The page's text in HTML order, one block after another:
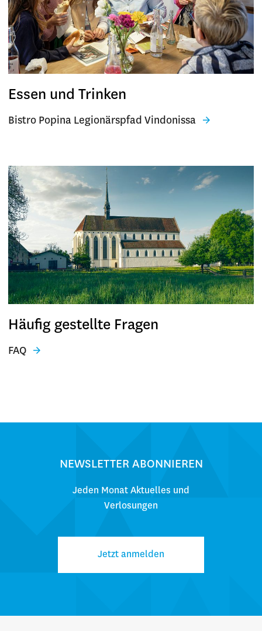
Essen und Trinken
Bistro Popina Legionärspfad Vindonissa
Häufig gestellte Fragen
FAQ
NEWSLETTER ABONNIEREN
Jeden Monat Aktuelles und
Verlosungen
Jetzt anmelden